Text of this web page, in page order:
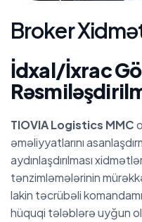
BrokerXidmə
İdxal/İxrac
TIOVIA Logistics MMC
əməliyyatlarını
aydınlaşdırılması
tənzimləmələrinin
lakin təcrübəli
hüquqi tələblərə uyğun